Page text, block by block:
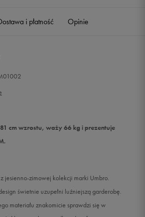
o dostępności
o dostępności
i płatność Opinie
cm wzrostu, waży 66 kg i prezentuje
jesienno-zimowej kolekcji marki Umbro.
świetnie uzupełni luźniejszą garderobę.
materiału znakomicie sprawdzi się w